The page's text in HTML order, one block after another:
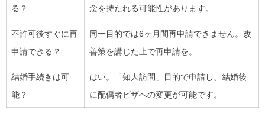
る？
念を持たれる可能性があります。
不許可後すぐに再
申請できる？
同一目的では6ヶ月間再申請できません。改
善策を講じた上で再申請を。
結婚手続きは可
能？
はい。「知人訪問」目的で申請し、結婚後
に配偶者ビザへの変更が可能です。